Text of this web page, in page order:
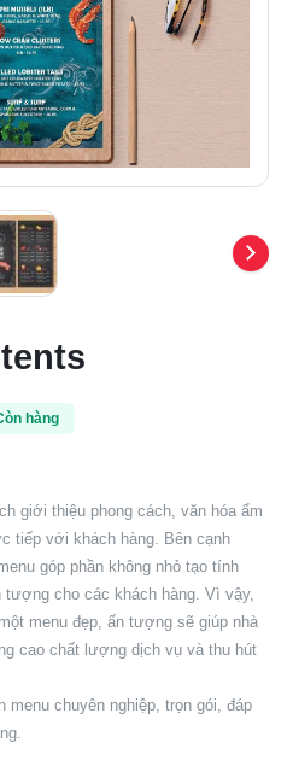
hàng
giới thiệu phong cách, văn hóa ẩm
tiếp với khách hàng. Bên cạnh
góp phần không nhỏ tạo tính
cho các khách hàng. Vì vậy,
menu đẹp, ấn tượng sẽ giúp nhà
cao chất lượng dịch vụ và thu hút
chuyên nghiệp, trọn gói, đáp